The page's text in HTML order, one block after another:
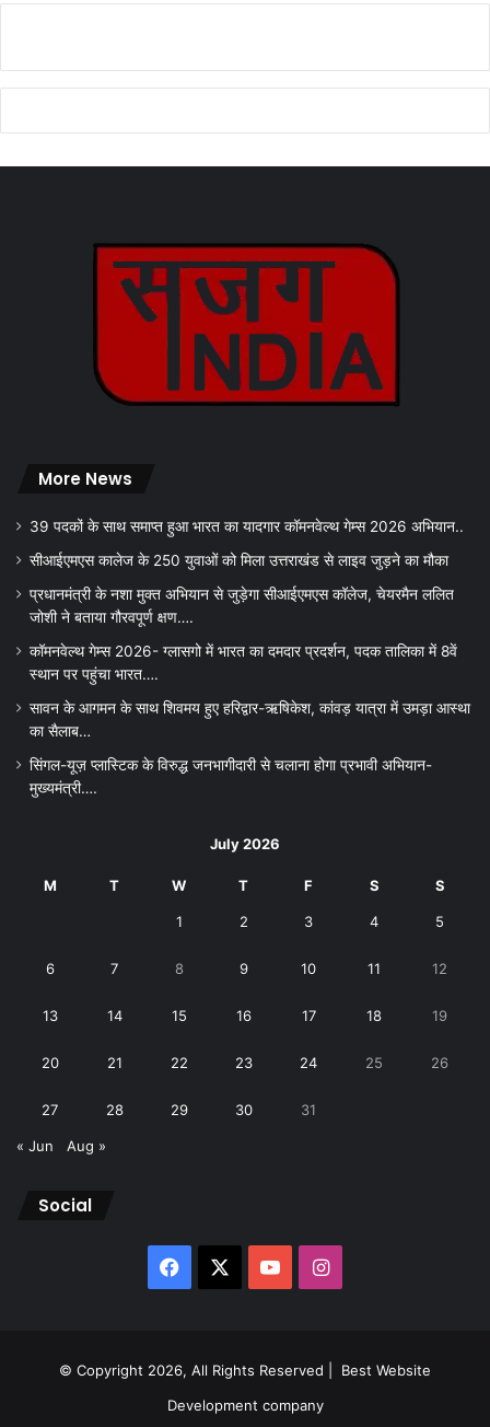
More News
39 पदकों के साथ समाप्त हुआ भारत का यादगार कॉमनवेल्थ गेम्स 2026 अभियान..
सीआईएमएस कालेज के 250 युवाओं को मिला उत्तराखंड से लाइव जुड़ने का मौका
प्रधानमंत्री के नशा मुक्त अभियान से जुड़ेगा सीआईएमएस कॉलेज, चेयरमैन ललित
जोशी ने बताया गौरवपूर्ण क्षण….
कॉमनवेल्थ गेम्स 2026- ग्लासगो में भारत का दमदार प्रदर्शन, पदक तालिका में 8वें
स्थान पर पहुंचा भारत….
सावन के आगमन के साथ शिवमय हुए हरिद्वार-ऋषिकेश, कांवड़ यात्रा में उमड़ा आस्था
का सैलाब…
सिंगल-यूज़ प्लास्टिक के विरुद्ध जनभागीदारी से चलाना होगा प्रभावी अभियान-
मुख्यमंत्री….
July 2026
M T W T F S S
1 2 3 4 5
6 7 8 9 10 11 12
13 14 15 16 17 18 19
20 21 22 23 24 25 26
27 28 29 30 31
« Jun Aug »
Social
Facebook YouTubeInstagram
© Copyright 2026, All Rights Reserved | Best Website
Development company